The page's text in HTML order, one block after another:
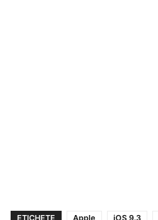
ETICHETE Apple iOS 9.3